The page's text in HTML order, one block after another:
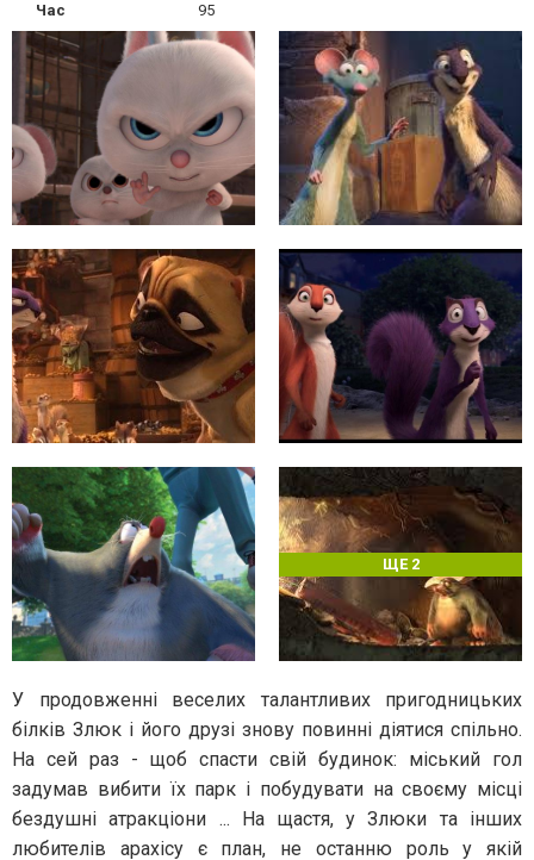
Час 95
ЩЕ 2
У продовженні веселих талантливих пригодницьких
білків Злюк і його друзі знову повинні діятися спільно.
На сей раз - щоб спасти свій будинок: міський гол
задумав вибити їх парк і побудувати на своєму місці
бездушні атракціони ... На щастя, у Злюки та інших
любителів арахісу є план, не останню роль у якій